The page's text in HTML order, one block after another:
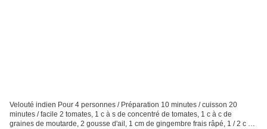
Velouté indien Pour 4 personnes / Préparation 10 minutes / cuisson 20
minutes / facile 2 tomates, 1 c à s de concentré de tomates, 1 c à c de
graines de moutarde, 2 gousse d'ail, 1 cm de gingembre frais râpé, 1 / 2 c à c